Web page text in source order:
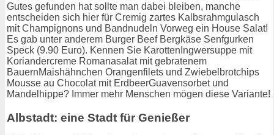
Gutes gefunden hat sollte man dabei bleiben, manche
entscheiden sich hier für Cremig zartes Kalbsrahmgulasch
mit Champignons und Bandnudeln Vorweg ein House Salat!
Es gab unter anderem Burger Beef Bergkäse Senfgurken
Speck (9.90 Euro). Kennen Sie KarottenIngwersuppe mit
Koriandercreme Romanasalat mit gebratenem
BauernMaishähnchen Orangenfilets und Zwiebelbrotchips
Mousse au Chocolat mit ErdbeerGuavensorbet und
Mandelhippe? Immer mehr Menschen mögen diese Variante!
Albstadt: eine Stadt für Genießer